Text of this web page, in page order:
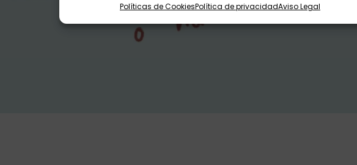
Políticas de CookiesPolítica de privacidadAviso Legal